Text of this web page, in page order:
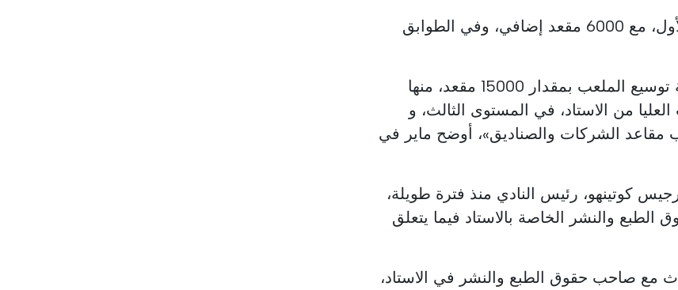
وستكون زيادة السعة في الطابق الأول، مع 6000 مقعد إضافي، وفي الطوابق
«تضمن الدراسة التي نجريها إمكانية توسيع الملعب بمقدار 15000 مقعد، منها
العليا من الاستاد، في المستوى الثالث، و
مقاعد الشركات والصناديق»، أوضح ماير في
كوتينهو، رئيس النادي منذ فترة طويلة،
والنشر الخاصة بالاستاد فيما يتعلق
مع صاحب حقوق الطبع والنشر في الاستاد،